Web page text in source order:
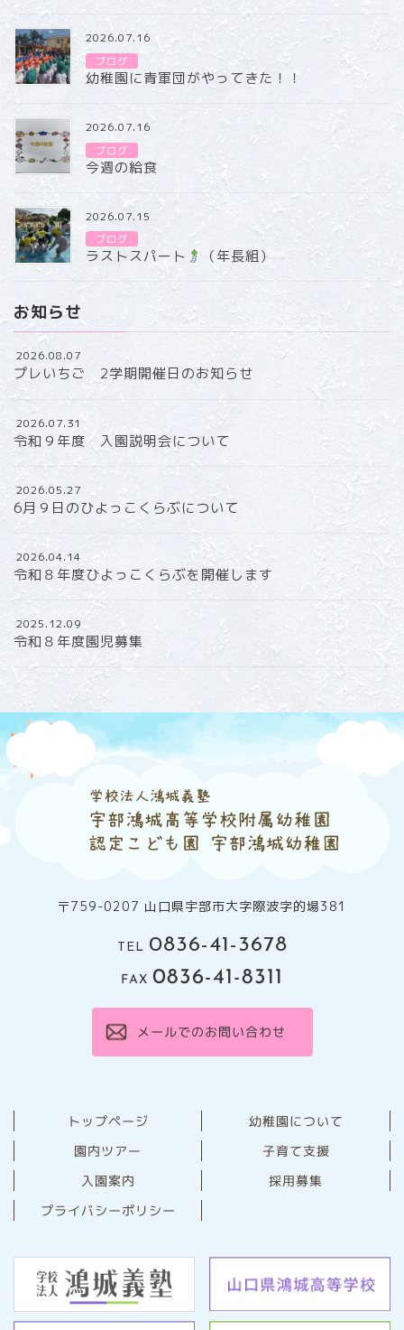
2026.07.16
ブログ
幼稚園に青軍団がやってきた！！
2026.07.16
ブログ
今週の給食
2026.07.15
ブログ
ラストスパート （年長組）
お知らせ
2026.08.07
プレいちご 2学期開催日のお知らせ
2026.07.31
令和９年度 入園説明会について
2026.05.27
6月９日のひよっこくらぶについて
2026.04.14
令和８年度ひよっこくらぶを開催します
2025.12.09
令和８年度園児募集
〒759-0207 山口県宇部市大字際波字的場381
TEL 0836-41-3678
FAX 0836-41-8311
メールでのお問い合わせ
トップページ 幼稚園について
園内ツアー 子育て支援
⼊園案内 採用募集
プライバシーポリシー